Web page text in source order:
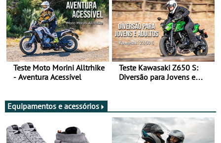
Teste Moto Morini Alltrhike
- Aventura Acessível
Teste Kawasaki Z650 S:
Diversão para Jovens e
Equipamentos e acessórios